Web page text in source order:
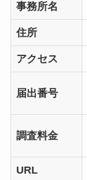
事務所名
住所
アクセス
届出番号
調査料金
URL